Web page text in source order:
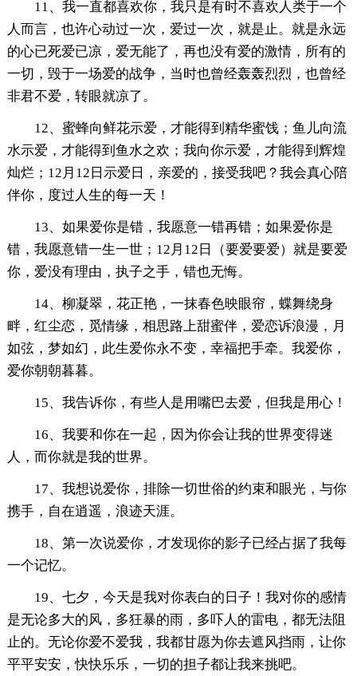
11、我一直都喜欢你，我只是有时不喜欢人类于一个
人而言，也许心动过一次，爱过一次，就是止。就是永远
的心已死爱已凉，爱无能了，再也没有爱的激情，所有的
一切，毁于一场爱的战争，当时也曾经轰轰烈烈，也曾经
非君不爱，转眼就凉了。
12、蜜蜂向鲜花示爱，才能得到精华蜜饯；鱼儿向流
水示爱，才能得到鱼水之欢；我向你示爱，才能得到辉煌
灿烂；12月12日示爱日，亲爱的，接受我吧？我会真心陪
伴你，度过人生的每一天！
13、如果爱你是错，我愿意一错再错；如果爱你是
错，我愿意错一生一世；12月12日（要爱要爱）就是要爱
你，爱没有理由，执子之手，错也无悔。
14、柳凝翠，花正艳，一抹春色映眼帘，蝶舞绕身
畔，红尘恋，觅情缘，相思路上甜蜜伴，爱恋诉浪漫，月
如弦，梦如幻，此生爱你永不变，幸福把手牵。我爱你，
爱你朝朝暮暮。
15、我告诉你，有些人是用嘴巴去爱，但我是用心！
16、我要和你在一起，因为你会让我的世界变得迷
人，而你就是我的世界。
17、我想说爱你，排除一切世俗的约束和眼光，与你
携手，自在逍遥，浪迹天涯。
18、第一次说爱你，才发现你的影子已经占据了我每
一个记忆。
19、七夕，今天是我对你表白的日子！我对你的感情
是无论多大的风，多狂暴的雨，多吓人的雷电，都无法阻
止的。无论你爱不爱我，我都甘愿为你去遮风挡雨，让你
平平安安，快快乐乐，一切的担子都让我来挑吧。